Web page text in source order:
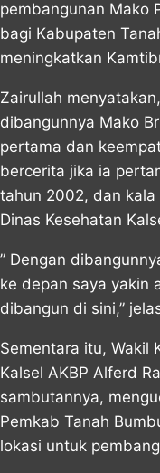
pembangunan Mako
bagi Kabupaten
meningkatkan
Zairullah
dibangunnya Mako
pertama dan
bercerita jika ia
tahun 2002, dan kala
Dinas Kesehatan
” Dengan
ke depan saya yakin
dibangun di sini,”
Sementara itu, Wakil
Kalsel AKBP Alferd
sambutannya,
Pemkab Tanah
lokasi untuk